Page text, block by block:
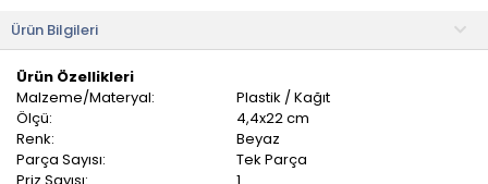
Ürün Bilgileri
Ürün Özellikleri
Malzeme/Materyal:
Plastik / Kağıt
Ölçü:
4,4x22 cm
Renk:
Beyaz
Parça Sayısı:
Tek Parça
Priz Sayısı:
1